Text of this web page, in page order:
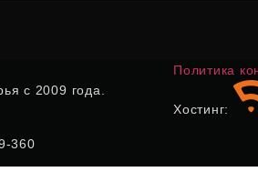
с 2009 года.
360
Политика
Хостинг: